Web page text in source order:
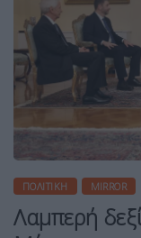
ΠΟΛΙΤΙΚΉ MIRROR
Λαμπερή